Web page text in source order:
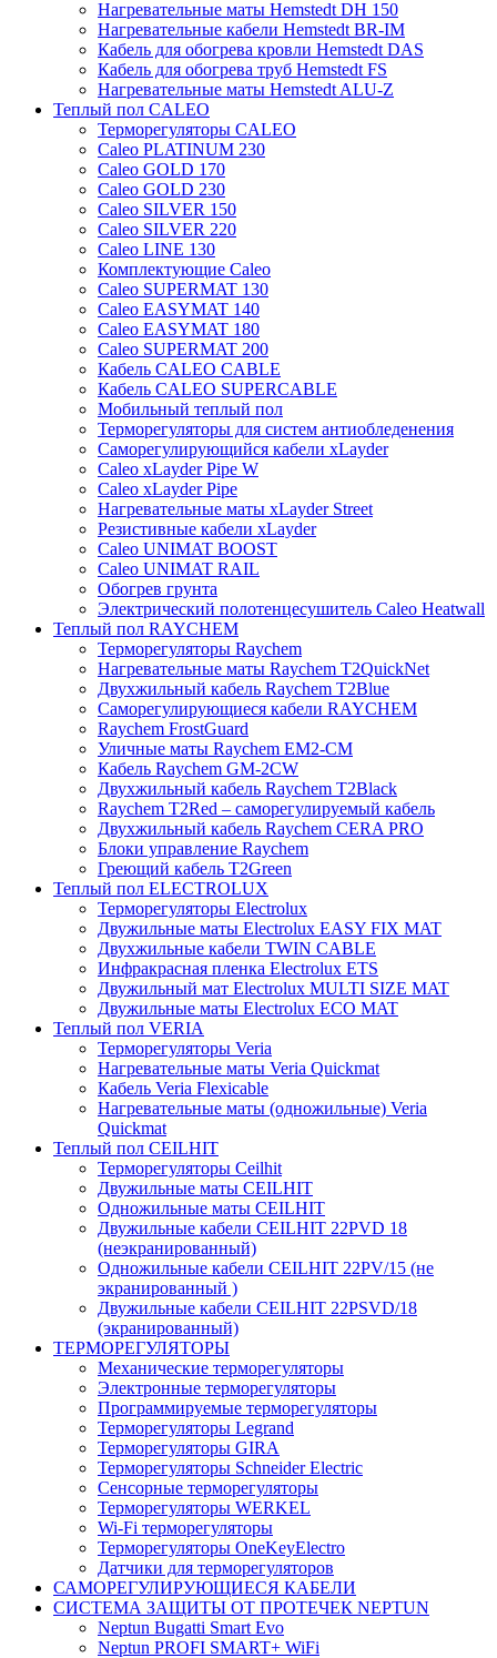
Нагревательные маты Hemstedt DH 150
Нагревательные кабели Hemstedt BR-IM
Кабель для обогрева кровли Hemstedt DAS
Кабель для обогрева труб Hemstedt FS
Нагревательные маты Hemstedt ALU-Z
Теплый пол CALEO
Терморегуляторы CALEO
Caleo PLATINUM 230
Caleo GOLD 170
Caleo GOLD 230
Caleo SILVER 150
Caleo SILVER 220
Caleo LINE 130
Комплектующие Caleo
Caleo SUPERMAT 130
Caleo EASYMAT 140
Caleo EASYMAT 180
Caleo SUPERMAT 200
Кабель CALEO CABLE
Кабель CALEO SUPERCABLE
Мобильный теплый пол
Терморегуляторы для систем антиобледенения
Саморегулирующийся кабели xLayder
Caleo xLayder Pipe W
Caleo xLayder Pipe
Нагревательные маты xLayder Street
Резистивные кабели xLayder
Caleo UNIMAT BOOST
Caleo UNIMAT RAIL
Обогрев грунта
Электрический полотенцесушитель Caleo Heatwall
Теплый пол RAYCHEM
Терморегуляторы Raychem
Нагревательные маты Raychem T2QuickNet
Двухжильный кабель Raychem T2Blue
Саморегулирующиеся кабели RAYCHEM
Raychem FrostGuard
Уличные маты Raychem EM2-CM
Кабель Raychem GM-2CW
Двухжильный кабель Raychem T2Black
Raychem T2Red – саморегулируемый кабель
Двухжильный кабель Raychem CERA PRO
Блоки управление Raychem
Греющий кабель T2Green
Теплый пол ELECTROLUX
Терморегуляторы Electrolux
Двужильные маты Electrolux EASY FIX MAT
Двухжильные кабели TWIN CABLE
Инфракрасная пленка Electrolux ETS
Двужильный мат Electrolux MULTI SIZE MAT
Двужильные маты Electrolux ECO MAT
Теплый пол VERIA
Терморегуляторы Veria
Нагревательные маты Veria Quickmat
Кабель Veria Flexicable
Нагревательные маты (одножильные) Veria
Quickmat
Теплый пол CEILHIT
Терморегуляторы Ceilhit
Двужильные маты CEILHIT
Одножильные маты CEILHIT
Двужильные кабели CEILHIT 22PVD 18
(неэкранированный)
Одножильные кабели CEILHIT 22PV/15 (не
экранированный )
Двужильные кабели CEILHIT 22PSVD/18
(экранированный)
ТЕРМОРЕГУЛЯТОРЫ
Механические терморегуляторы
Электронные терморегуляторы
Программируемые терморегуляторы
Терморегуляторы Legrand
Терморегуляторы GIRA
Терморегуляторы Schneider Electric
Сенсорные терморегуляторы
Терморегуляторы WERKEL
Wi-Fi терморегуляторы
Терморегуляторы OneKeyElectro
Датчики для терморегуляторов
САМОРЕГУЛИРУЮЩИЕСЯ КАБЕЛИ
СИСТЕМА ЗАЩИТЫ ОТ ПРОТЕЧЕК NEPTUN
Neptun Bugatti Smart Evo
Neptun PROFI SMART+ WiFi